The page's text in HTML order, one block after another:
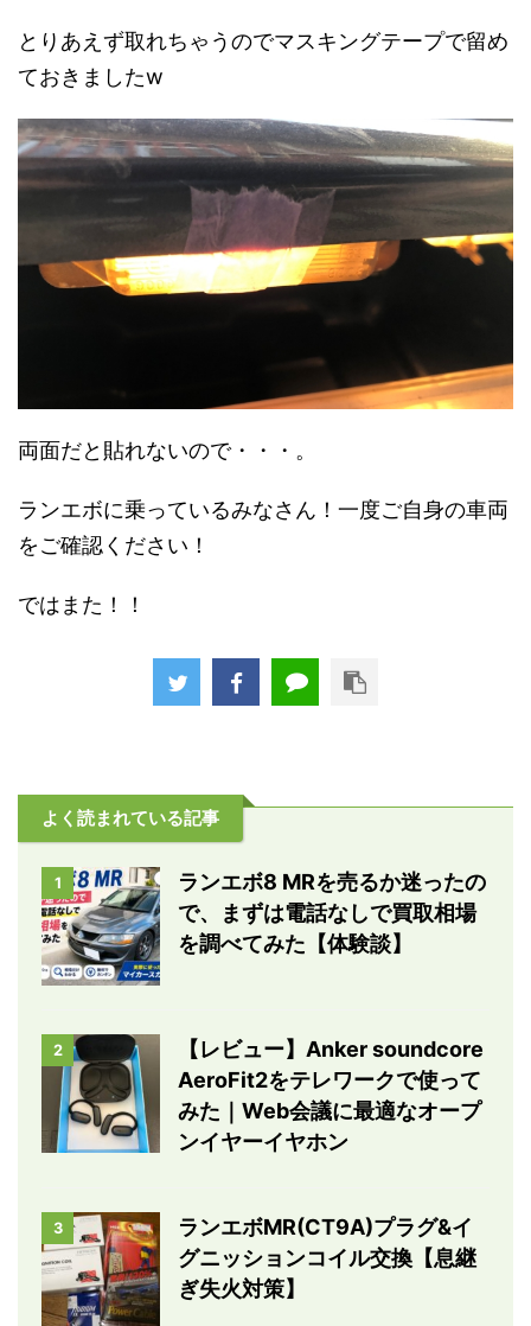
とりあえず取れちゃうのでマスキングテープで留め
ておきましたw
両面だと貼れないので・・・。
ランエボに乗っているみなさん！一度ご自身の車両
をご確認ください！
ではまた！！
よく読まれている記事
1
ランエボ8 MRを売るか迷ったの
で、まずは電話なしで買取相場
を調べてみた【体験談】
2
【レビュー】Anker soundcore
AeroFit2をテレワークで使って
みた｜Web会議に最適なオープ
ンイヤーイヤホン
3
ランエボMR(CT9A)プラグ&イ
グニッションコイル交換【息継
ぎ失火対策】